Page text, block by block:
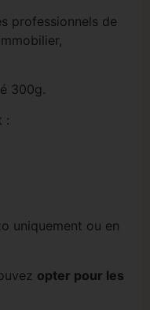
professionnels de
300g.
:
uniquement ou en
opter pour les